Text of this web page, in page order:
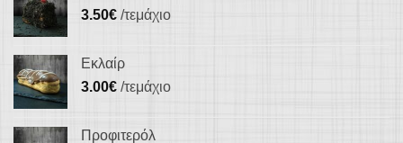
3.50€ /τεμάχιο
Εκλαίρ
3.00€ /τεμάχιο
Προφιτερόλ